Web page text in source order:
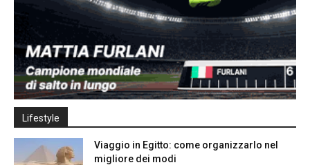
Lifestyle
Viaggio in Egitto: come organizzarlo nel
migliore dei modi